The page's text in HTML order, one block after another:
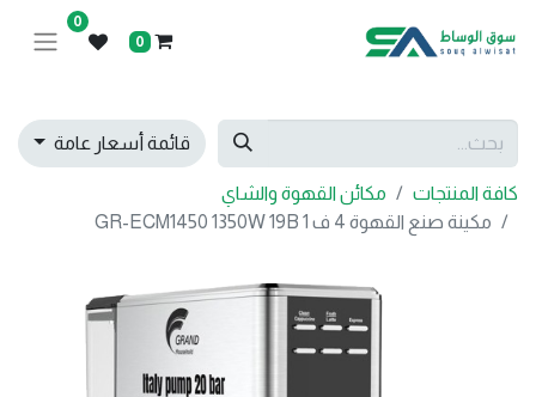
0
0
قائمة أسعار عامة
كافة المنتجات
مكائن القهوة والشاي
مكينة صنع القهوة 4 ف 1 GR-ECM1450 1350W 19B